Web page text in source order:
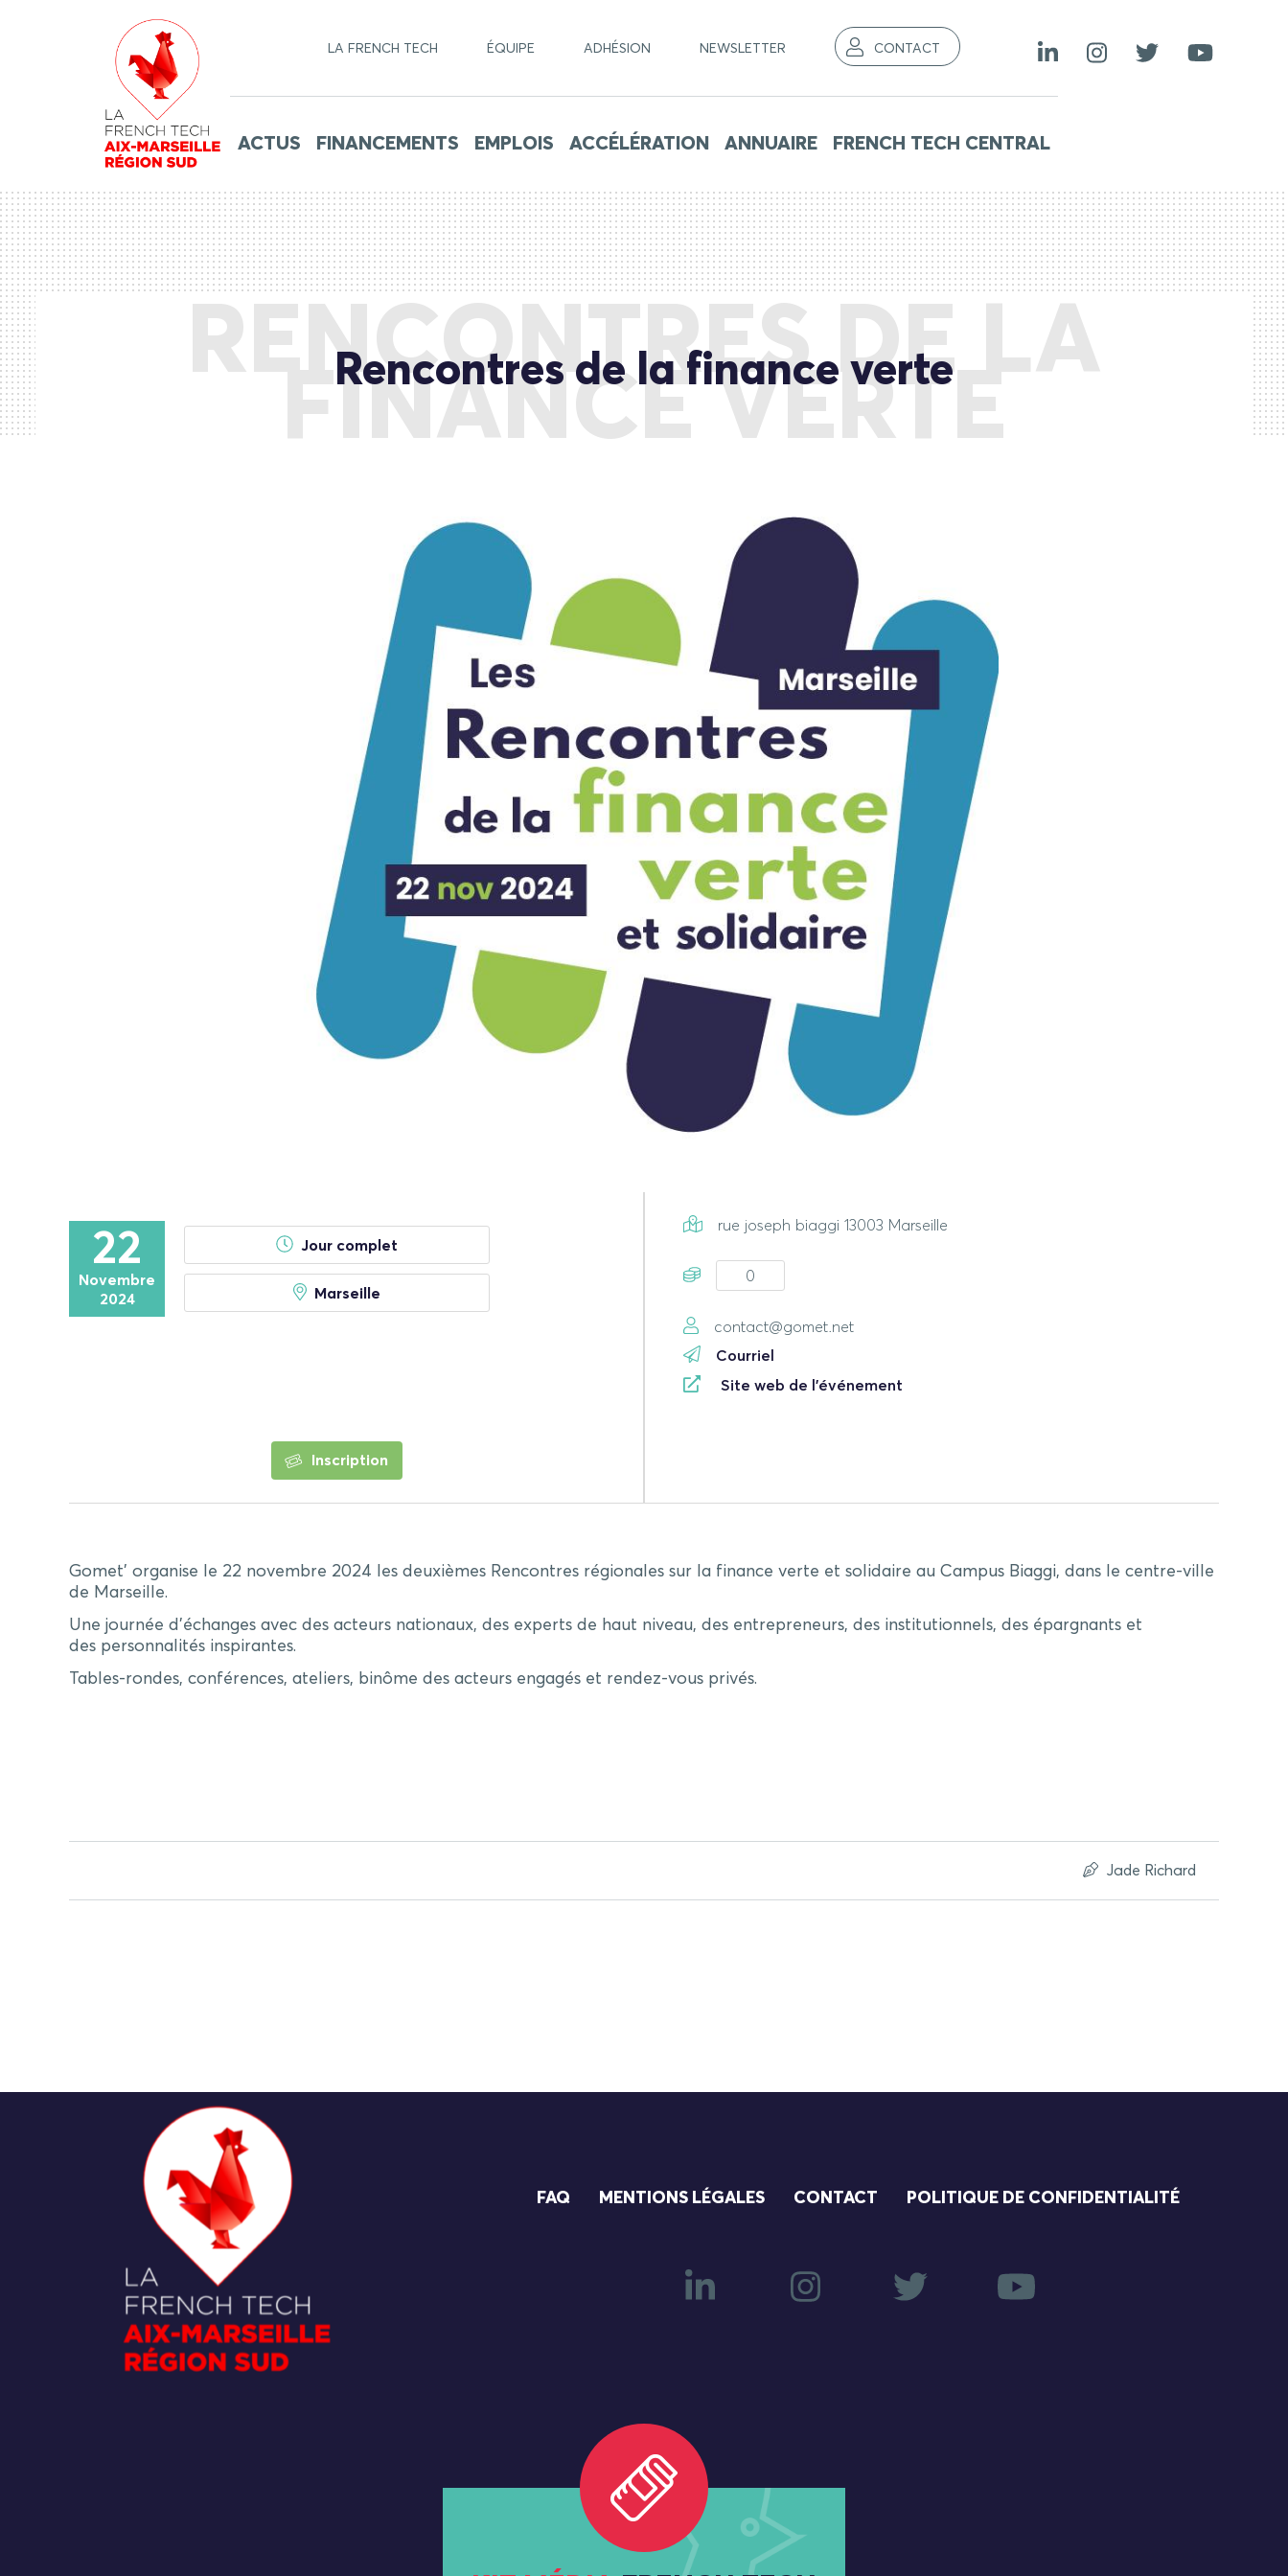
LA FRENCH TECH ÉQUIPE ADHÉSION NEWSLETTER CONTACT
ACTUS FINANCEMENTS EMPLOIS ACCÉLÉRATION ANNUAIRE FRENCH TECH CENTRAL
RENCONTRES DE LA
FINANCE VERTE
Rencontres de la finance verte
22
Novembre
2024
Jour complet
Marseille
Inscription
rue joseph biaggi 13003 Marseille
0
contact@gomet.net
Courriel
Site web de l'événement
Gomet’ organise le 22 novembre 2024 les deuxièmes Rencontres régionales sur la finance verte et solidaire au Campus Biaggi, dans le centre-ville
de Marseille.
Une journée d’échanges avec des acteurs nationaux, des experts de haut niveau, des entrepreneurs, des institutionnels, des épargnants et
des personnalités inspirantes.
Tables-rondes, conférences, ateliers, binôme des acteurs engagés et rendez-vous privés.
Jade Richard
FAQ MENTIONS LÉGALES CONTACT POLITIQUE DE CONFIDENTIALITÉ